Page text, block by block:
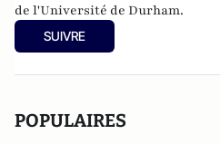
de l'Université de Durham.
SUIVRE
POPULAIRES